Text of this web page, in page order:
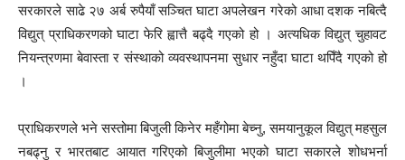
सरकारले साढे २७ अर्ब रुपैयाँ सञ्चित घाटा अपलेखन गरेको आधा दशक नबित्दै
विद्युत् प्राधिकरणको घाटा फेरि ह्वात्तै बढ्दै गएको हो । अत्यधिक विद्युत् चुहावट
नियन्त्रणमा बेवास्ता र संस्थाको व्यवस्थापनमा सुधार नहुँदा घाटा थपिँदै गएको हो
।
प्राधिकरणले भने सस्तोमा बिजुली किनेर महँगोमा बेच्नु, समयानुकूल विद्युत् महसुल
नबढ्नु र भारतबाट आयात गरिएको बिजुलीमा भएको घाटा सकारले शोधभर्ना